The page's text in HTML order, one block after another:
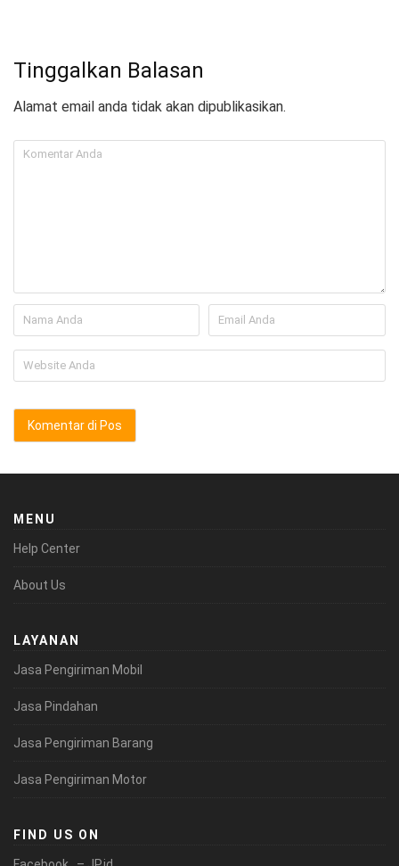
Tinggalkan Balasan
Alamat email anda tidak akan dipublikasikan.
MENU
Help Center
About Us
LAYANAN
Jasa Pengiriman Mobil
Jasa Pindahan
Jasa Pengiriman Barang
Jasa Pengiriman Motor
FIND US ON